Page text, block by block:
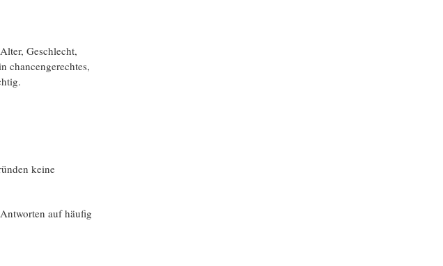
Geschlecht,
chancen­gerechtes,
keine
auf häufig